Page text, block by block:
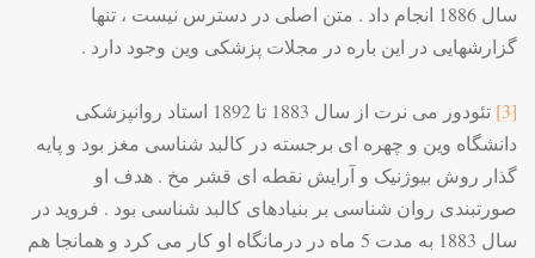
سال 1886 انجام داد . متن اصلی در دسترس نیست ، تنها
گزارشهایی در این باره در مجلات پزشکی وین وجود دارد .
[3]
تئودور می نرت از سال 1883 تا 1892 استاد روانپزشکی
دانشگاه وین و چهره ای برجسته در کالبد شناسی مغز بود و پایه
گذار روش بیوژنیک و آرایش نقطه ای قشر مخ . هدف او
صورتبندی روان شناسی بر بنیادهای کالبد شناسی بود . فروید در
سال 1883 به مدت 5 ماه در درمانگاه او کار می کرد و همانجا هم